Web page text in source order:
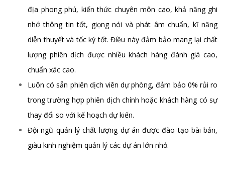
địa phong phú, kiến thức chuyên môn cao, khả năng ghi
nhớ thông tin tốt, giọng nói và phát âm chuẩn, kĩ năng
diễn thuyết và tốc ký tốt. Điều này đảm bảo mang lại chất
lượng phiên dịch được nhiều khách hàng đánh giá cao,
chuẩn xác cao.
Luôn có sẵn phiên dịch viên dự phòng, đảm bảo 0% rủi ro
trong trường hợp phiên dịch chính hoặc khách hàng có sự
thay đổi so với kế hoạch dự kiến.
Đội ngũ quản lý chất lượng dự án được đào tạo bài bản,
giàu kinh nghiệm quản lý các dự án lớn nhỏ.